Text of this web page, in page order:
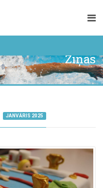
Ziņas
JANVĀRIS 2025